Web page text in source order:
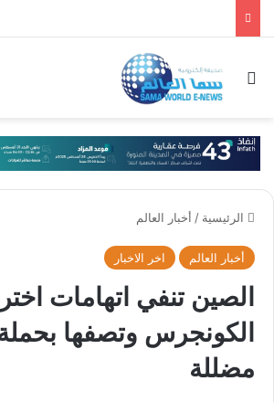
بحث عن
الرئيسية / أخبار العالم
أخبار العالم اخر الاخبار
الصين تنفي اتهامات
الكونجرس وتصفها
مضللة